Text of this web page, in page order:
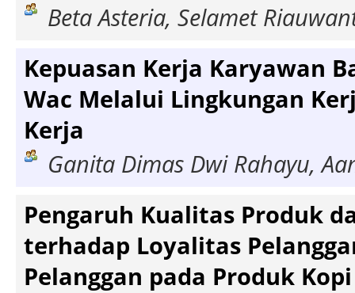
Beta Asteria, Selamet
Kepuasan Kerja Karyawan
Wac Melalui Lingkungan
Kerja
Ganita Dimas Dwi Rahayu,
Pengaruh Kualitas Produk
terhadap Loyalitas
Pelanggan pada Produk